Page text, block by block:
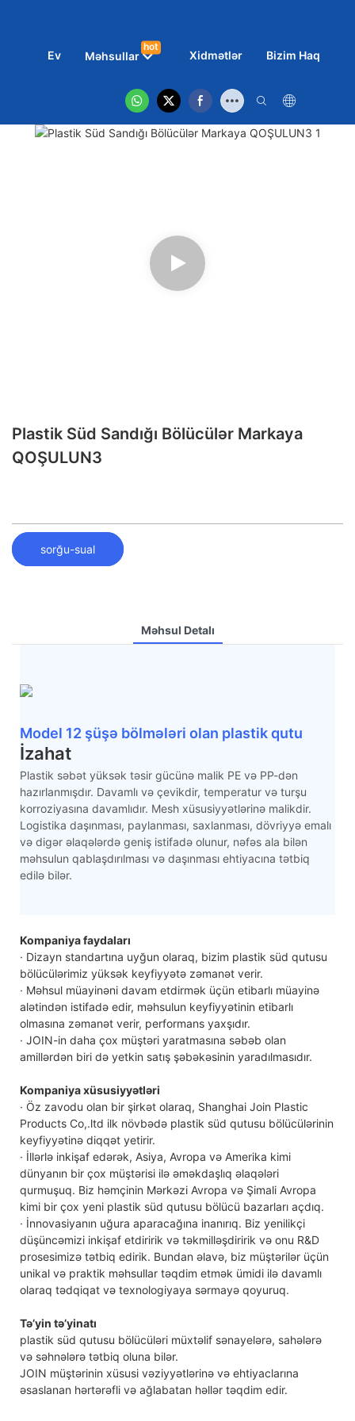
Ev Məhsullar
hot
Xidmətlər Bizim Haqqımız
Plastik Süd Sandığı Bölücülər Markaya
QOŞULUN3
sorğu-sual
Məhsul Detalı
Model 12 şüşə bölmələri olan plastik qutu
İzahat
Plastik səbət yüksək təsir gücünə malik PE və PP-dən
hazırlanmışdır. Davamlı və çevikdir, temperatur və turşu
korroziyasına davamlıdır. Mesh xüsusiyyətlərinə malikdir.
Logistika daşınması, paylanması, saxlanması, dövriyyə emalı
və digər əlaqələrdə geniş istifadə olunur, nəfəs ala bilən
məhsulun qablaşdırılması və daşınması ehtiyacına tətbiq
edilə bilər.
Kompaniya faydaları
· Dizayn standartına uyğun olaraq, bizim plastik süd qutusu
bölücülərimiz yüksək keyfiyyətə zəmanət verir.
· Məhsul müayinəni davam etdirmək üçün etibarlı müayinə
alətindən istifadə edir, məhsulun keyfiyyətinin etibarlı
olmasına zəmanət verir, performans yaxşıdır.
· JOIN-in daha çox müştəri yaratmasına səbəb olan
amillərdən biri də yetkin satış şəbəkəsinin yaradılmasıdır.
Kompaniya xüsusiyyətləri
· Öz zavodu olan bir şirkət olaraq, Shanghai Join Plastic
Products Co,.ltd ilk növbədə plastik süd qutusu bölücülərinin
keyfiyyətinə diqqət yetirir.
· İllərlə inkişaf edərək, Asiya, Avropa və Amerika kimi
dünyanın bir çox müştərisi ilə əməkdaşlıq əlaqələri
qurmuşuq. Biz həmçinin Mərkəzi Avropa və Şimali Avropa
kimi bir çox yeni plastik süd qutusu bölücü bazarları açdıq.
· İnnovasiyanın uğura aparacağına inanırıq. Biz yenilikçi
düşüncəmizi inkişaf etdiririk və təkmilləşdiririk və onu R&D
prosesimizə tətbiq edirik. Bundan əlavə, biz müştərilər üçün
unikal və praktik məhsullar təqdim etmək ümidi ilə davamlı
olaraq tədqiqat və texnologiyaya sərmayə qoyuruq.
Tə’yin tə’yinatı
plastik süd qutusu bölücüləri müxtəlif sənayelərə, sahələrə
və səhnələrə tətbiq oluna bilər.
JOIN müştərinin xüsusi vəziyyətlərinə və ehtiyaclarına
əsaslanan hərtərəfli və ağlabatan həllər təqdim edir.